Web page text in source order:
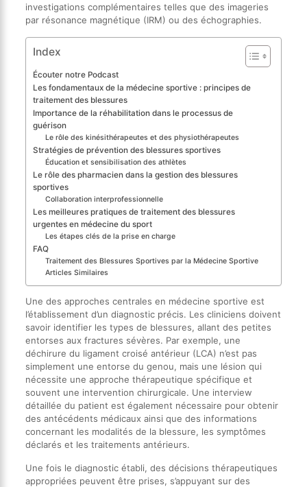
investigations complémentaires telles que des imageries
par résonance magnétique (IRM) ou des échographies.
Index
Écouter notre Podcast
Les fondamentaux de la médecine sportive : principes de
traitement des blessures
Importance de la réhabilitation dans le processus de
guérison
Le rôle des kinésithérapeutes et des physiothérapeutes
Stratégies de prévention des blessures sportives
Éducation et sensibilisation des athlètes
Le rôle des pharmacien dans la gestion des blessures
sportives
Collaboration interprofessionnelle
Les meilleures pratiques de traitement des blessures
urgentes en médecine du sport
Les étapes clés de la prise en charge
FAQ
Traitement des Blessures Sportives par la Médecine Sportive
Articles Similaires
Une des approches centrales en médecine sportive est
l’établissement d’un diagnostic précis. Les cliniciens doivent
savoir identifier les types de blessures, allant des petites
entorses aux fractures sévères. Par exemple, une
déchirure du ligament croisé antérieur (LCA) n’est pas
simplement une entorse du genou, mais une lésion qui
nécessite une approche thérapeutique spécifique et
souvent une intervention chirurgicale. Une interview
détaillée du patient est également nécessaire pour obtenir
des antécédents médicaux ainsi que des informations
concernant les modalités de la blessure, les symptômes
déclarés et les traitements antérieurs.
Une fois le diagnostic établi, des décisions thérapeutiques
appropriées peuvent être prises, s’appuyant sur des